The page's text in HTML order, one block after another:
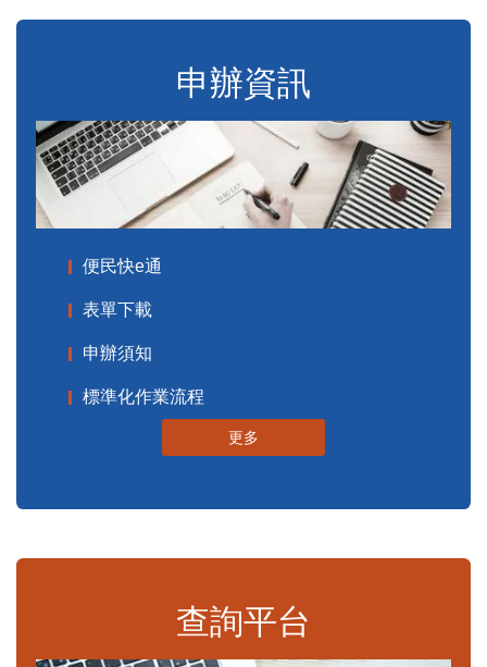
申辦資訊
便民快e通
表單下載
申辦須知
標準化作業流程
更多
查詢平台